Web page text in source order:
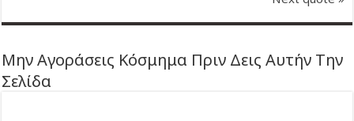
Μην Αγοράσεις Κόσμημα Πριν Δεις Αυτήν Την
Σελίδα